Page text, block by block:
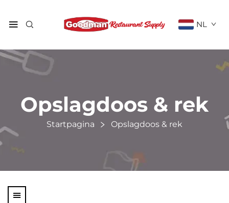
NL
Opslagdoos & rek
Startpagina Opslagdoos & rek